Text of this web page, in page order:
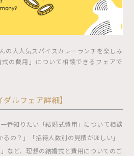
の大人気スパイスカレーランチを楽しみ
の費用」について相談できるフェアで
ダルフェア詳細】
番知りたい「結婚式費用」について相談
の？」「招待人数別の見積がほしい」
など、理想の結婚式と費用についてのご